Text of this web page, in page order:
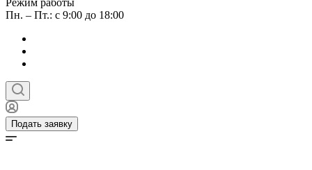
Режим работы
Пн. – Пт.: с 9:00 до 18:00
Подать заявку